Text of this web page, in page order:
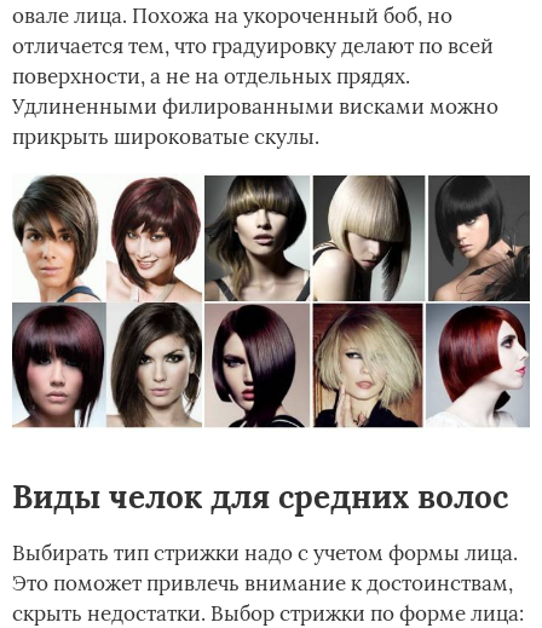
овале лица. Похожа на укороченный боб, но
отличается тем, что градуировку делают по всей
поверхности, а не на отдельных прядях.
Удлиненными филированными висками можно
прикрыть широковатые скулы.
Виды челок для средних волос
Выбирать тип стрижки надо с учетом формы лица.
Это поможет привлечь внимание к достоинствам,
скрыть недостатки. Выбор стрижки по форме лица: